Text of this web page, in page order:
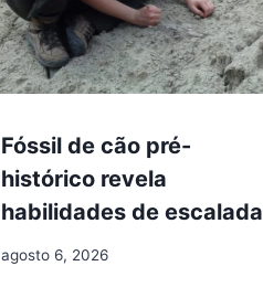
Fóssil de cão pré-
histórico revela
habilidades de escalada
agosto 6, 2026